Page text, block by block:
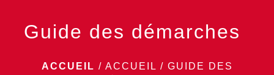
Guide des démarches
ACCUEIL / ACCUEIL / GUIDE DES